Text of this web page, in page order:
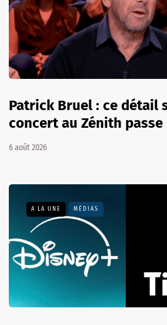
Patrick Bruel : ce détail
concert au Zénith passe
6 août 2026
A LA UNE MÉDIAS